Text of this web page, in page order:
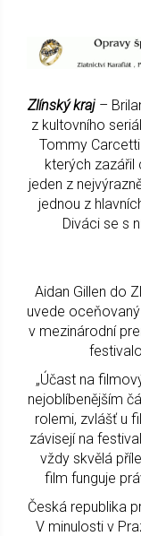
Zlínský kraj –
z kultovního
Tommy
kterých zazářil
jeden z
jednou z
Diváci se s
Aidan Gillen do
uvede
v mezinárodní
„Účast na
nejoblíbenějším
rolemi, zvlášť u
závisejí na
vždy skvělá
film funguje
Česká republika
V minulosti v